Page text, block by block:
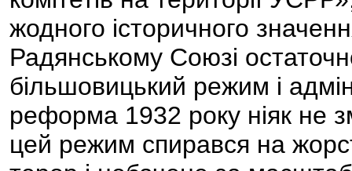
жодного історичного
Радянському Союзі
більшовицький режим і
реформа 1932 року ніяк не
цей режим спирався на